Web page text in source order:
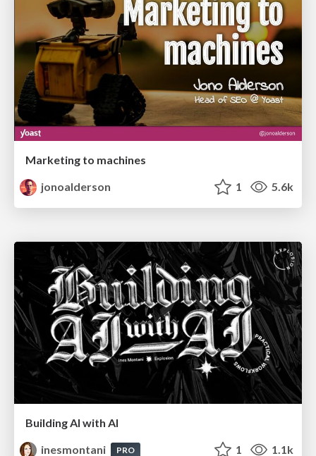
Marketing to machines
jonoalderson
1 5.6k
Building AI with AI
inesmontani
PRO 1 1.1k